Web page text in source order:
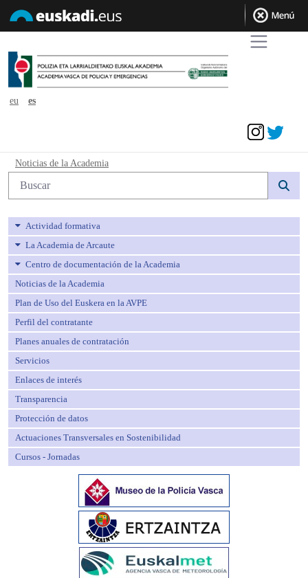
eu
es
Noticias de la Academia - avpe
Noticias de la Academia
Búsqueda web
Actividad formativa
La Academia de Arcaute
Centro de documentación de la Academia
Noticias de la Academia
Plan de Uso del Euskera en la AVPE
Perfil del contratante
Planes anuales de contratación
Servicios
Enlaces de interés
Transparencia
Protección de datos
Actuaciones Transversales en Sostenibilidad
Cursos - Jornadas